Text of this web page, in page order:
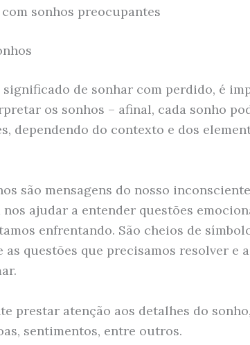
sonhos preocupantes
significado de sonhar com perdido, é
os sonhos – afinal, cada sonho
dependendo do contexto e dos
são mensagens do nosso
ajudar a entender questões
enfrentando. São cheios de
as questões que precisamos resolver e
prestar atenção aos detalhes do
sentimentos, entre outros.